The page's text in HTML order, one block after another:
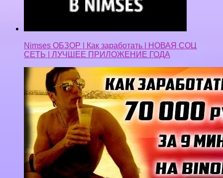
Nimses ОБЗОР | Как заработать | НОВАЯ СОЦ
СЕТЬ | ЛУЧШЕЕ ПРИЛОЖЕНИЕ ГОДА